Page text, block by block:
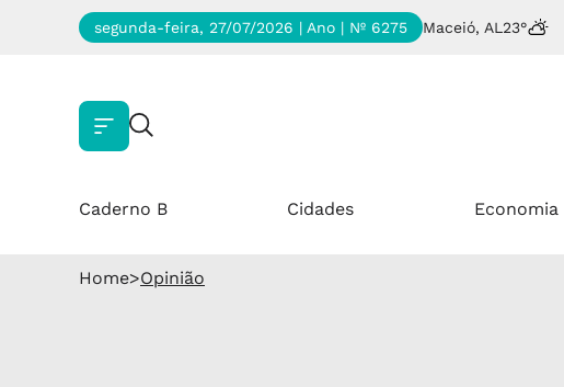
segunda-feira, 27/07/2026 | Ano | Nº 6275 Maceió, AL 23°
Caderno B Cidades Economia
Home>Opinião